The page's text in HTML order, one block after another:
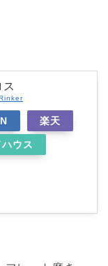
楽天
ウス